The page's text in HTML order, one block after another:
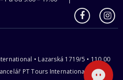
• Lazarská 1719/5 • 110 00
PT Tours International s.r.o |